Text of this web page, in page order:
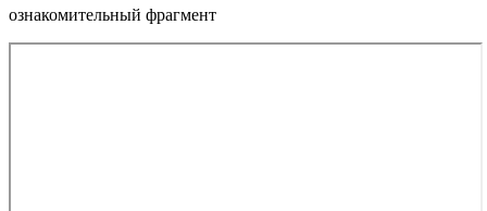
ознакомительный фрагмент